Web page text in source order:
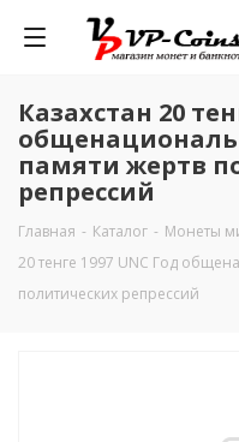
Казахстан 20
памяти жертв
репрессий
Главная - Каталог - Монеты
20 тенге 1997 UNC Год
политических репрессий